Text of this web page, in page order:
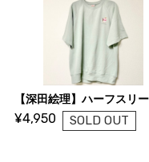
¥4,950 SOLD OUT